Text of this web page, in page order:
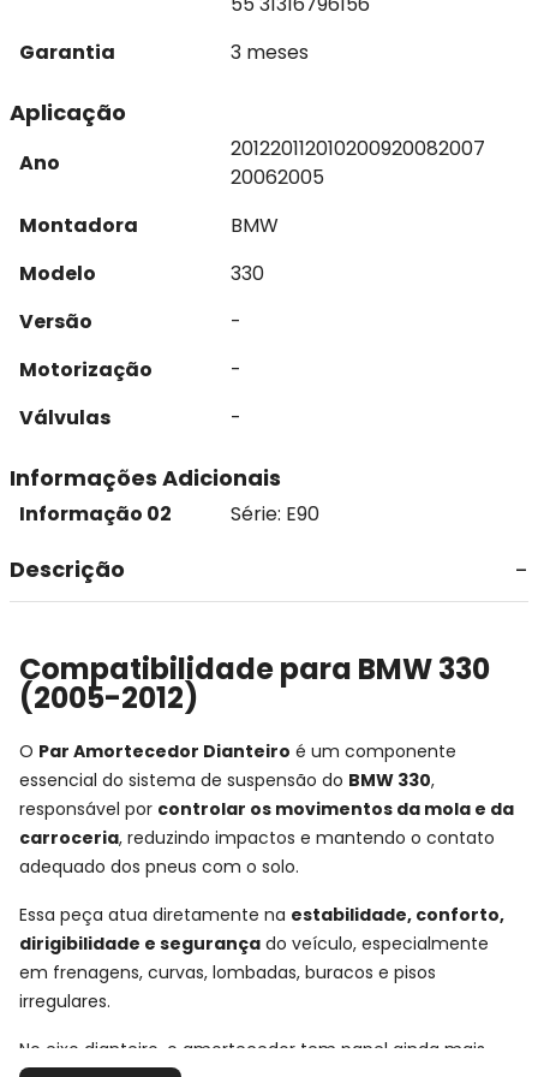
Garantia
3 meses
Aplicação
Ano
201220112010200920082007
20062005
Montadora
BMW
Modelo
330
Versão
-
Motorização
-
Válvulas
-
Informações Adicionais
Informação 02 Série: E90
Descrição
Compatibilidade para BMW 330
(2005-2012)
O Par Amortecedor Dianteiro é um componente
essencial do sistema de suspensão do BMW 330,
responsável por controlar os movimentos da mola e da
carroceria, reduzindo impactos e mantendo o contato
adequado dos pneus com o solo.
Essa peça atua diretamente na estabilidade, conforto,
dirigibilidade e segurança do veículo, especialmente
em frenagens, curvas, lombadas, buracos e pisos
irregulares.
No eixo dianteiro, o amortecedor tem papel ainda mais